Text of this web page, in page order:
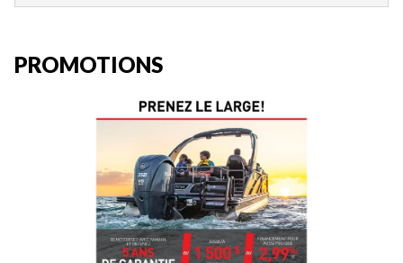
PROMOTIONS